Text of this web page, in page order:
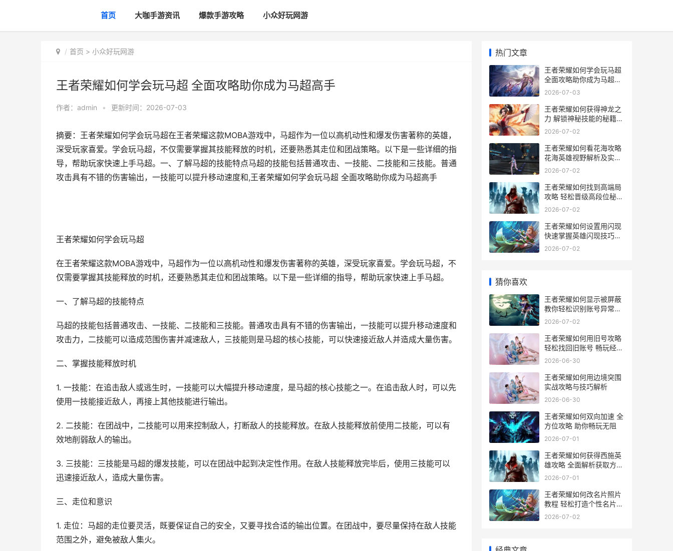
首页 大咖手游资讯 爆款手游攻略 小众好玩网游
首页 > 小众好玩网游
王者荣耀如何学会玩马超 全面攻略助你成为马超高手
作者： admin • 更新时间：2026-07-03
摘要：王者荣耀如何学会玩马超在王者荣耀这款MOBA游戏中，马超作为一位以高机动性和爆发伤害著称的英雄，
深受玩家喜爱。学会玩马超，不仅需要掌握其技能释放的时机，还要熟悉其走位和团战策略。以下是一些详细的指
导，帮助玩家快速上手马超。一、了解马超的技能特点马超的技能包括普通攻击、一技能、二技能和三技能。普通
攻击具有不错的伤害输出，一技能可以提升移动速度和,王者荣耀如何学会玩马超 全面攻略助你成为马超高手
王者荣耀如何学会玩马超
在王者荣耀这款MOBA游戏中，马超作为一位以高机动性和爆发伤害著称的英雄，深受玩家喜爱。学会玩马超，不
仅需要掌握其技能释放的时机，还要熟悉其走位和团战策略。以下是一些详细的指导，帮助玩家快速上手马超。
一、了解马超的技能特点
马超的技能包括普通攻击、一技能、二技能和三技能。普通攻击具有不错的伤害输出，一技能可以提升移动速度和
攻击力，二技能可以造成范围伤害并减速敌人，三技能则是马超的核心技能，可以快速接近敌人并造成大量伤害。
二、掌握技能释放时机
1. 一技能：在追击敌人或逃生时，一技能可以大幅提升移动速度，是马超的核心技能之一。在追击敌人时，可以先
使用一技能接近敌人，再接上其他技能进行输出。
2. 二技能：在团战中，二技能可以用来控制敌人，打断敌人的技能释放。在敌人技能释放前使用二技能，可以有
效地削弱敌人的输出。
3. 三技能：三技能是马超的爆发技能，可以在团战中起到决定性作用。在敌人技能释放完毕后，使用三技能可以
迅速接近敌人，造成大量伤害。
三、走位和意识
1. 走位：马超的走位要灵活，既要保证自己的安全，又要寻找合适的输出位置。在团战中，要尽量保持在敌人技能
范围之外，避免被敌人集火。
热门文章
王者荣耀如何学会玩马超
全面攻略助你成为马超高
手
2026-07-03
王者荣耀如何获得神龙之
力 解锁神秘技能的秘籍解
析
2026-07-02
王者荣耀如何看花海攻略
花海英雄视野解析及实战
技巧
2026-07-02
王者荣耀如何找到高端局
攻略 轻松晋级高段位秘籍
大揭秘
2026-07-02
王者荣耀如何设置用闪现
快速掌握英雄闪现技巧攻
略
2026-07-02
猜你喜欢
王者荣耀如何显示被屏蔽
教你轻松识别账号异常与
屏蔽状态
2026-07-02
王者荣耀如何用旧号攻略
轻松找回旧账号 畅玩经典
游戏体验
2026-06-30
王者荣耀如何用边境突围
实战攻略与技巧解析
2026-06-30
王者荣耀如何双向加速 全
方位攻略 助你畅玩无阻
2026-07-01
王者荣耀如何获得西施英
雄攻略 全面解析获取方法
与技巧
2026-07-01
王者荣耀如何改名片照片
教程 轻松打造个性名片
提升游戏形象
2026-07-02